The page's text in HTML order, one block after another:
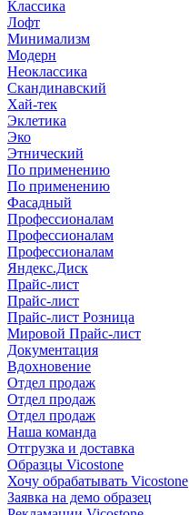
Классика
Лофт
Минимализм
Модерн
Неоклассика
Скандинавский
Хай-тек
Эклетика
Эко
Этнический
По применению
По применению
Фасадный
Профессионалам
Профессионалам
Профессионалам
Яндекс.Диск
Прайс-лист
Прайс-лист
Прайс-лист Розница
Мировой Прайс-лист
Документация
Вдохновение
Отдел продаж
Отдел продаж
Отдел продаж
Наша команда
Отгрузка и доставка
Образцы Vicostone
Хочу обрабатывать Vicostone
Заявка на демо образец